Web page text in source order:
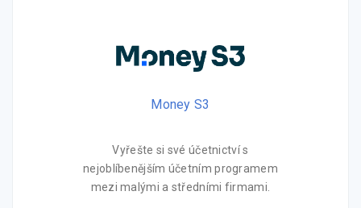
Money S3
Vyřešte si své účetnictví s
nejoblíbenějším účetním programem
mezi malými a středními firmami.